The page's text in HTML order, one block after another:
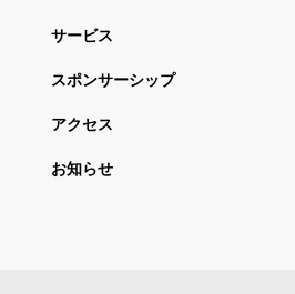
サービス
スポンサーシップ
アクセス
お知らせ